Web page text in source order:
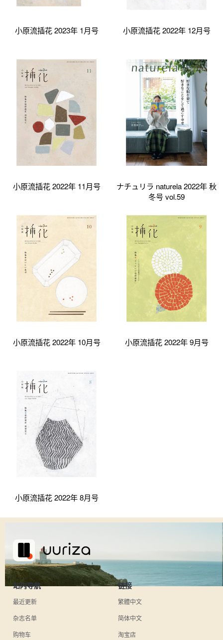
小原流插花 2023年 1月号 小原流插花 2022年 12月号
小原流插花 2022年 11月号
ナチュリラ naturela 2022年 秋
冬号 vol.59
小原流插花 2022年 10月号 小原流插花 2022年 9月号
小原流插花 2022年 8月号
站内导航
最近更新
杂志名单
购物车
链接
繁體中文
简体中文
淘宝店